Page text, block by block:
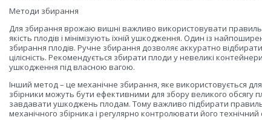
Методи збирання
Для збирання врожаю вишні важливо використовувати
якість плодів і мінімізують їхній ушкодження. Один із
збирання плодів. Ручне збирання дозволяє аккуратно відбирати
цілісність. Рекомендується збирати плоди у невеликі
ушкодження під власною вагою.
Інший метод – це механічне збирання, яке використовується
збірники можуть бути ефективними для збору великого обсягу
завдавати ушкоджень плодам. Тому важливо підбирати
механічного збірника і регулярно контролювати його технічний